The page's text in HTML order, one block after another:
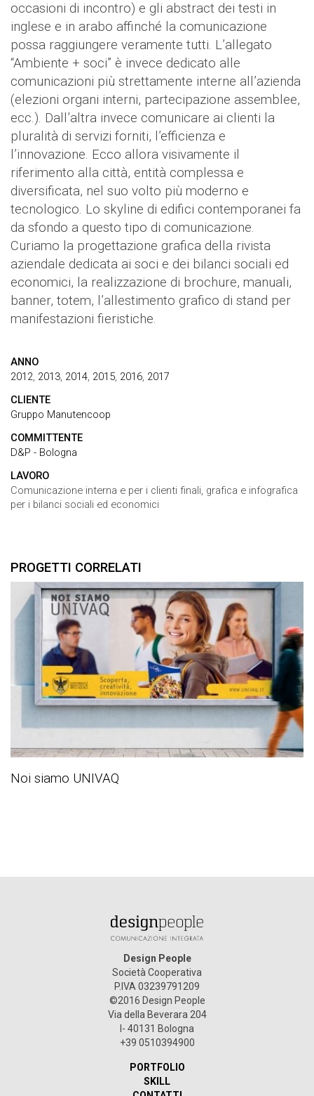
occasioni di incontro) e gli abstract dei testi in
inglese e in arabo affinché la comunicazione
possa raggiungere veramente tutti. L’allegato
“Ambiente + soci” è invece dedicato alle
comunicazioni più strettamente interne all’azienda
(elezioni organi interni, partecipazione assemblee,
ecc.). Dall’altra invece comunicare ai clienti la
pluralità di servizi forniti, l’efficienza e
l’innovazione. Ecco allora visivamente il
riferimento alla città, entità complessa e
diversificata, nel suo volto più moderno e
tecnologico. Lo skyline di edifici contemporanei fa
da sfondo a questo tipo di comunicazione.
Curiamo la progettazione grafica della rivista
aziendale dedicata ai soci e dei bilanci sociali ed
economici, la realizzazione di brochure, manuali,
banner, totem, l’allestimento grafico di stand per
manifestazioni fieristiche.
ANNO
2012, 2013, 2014, 2015, 2016, 2017
CLIENTE
Gruppo Manutencoop
COMMITTENTE
D&P - Bologna
LAVORO
Comunicazione interna e per i clienti finali, grafica e infografica
per i bilanci sociali ed economici
PROGETTI CORRELATI
Noi siamo UNIVAQ
Design People
Società Cooperativa
P.IVA 03239791209
©2016 Design People
Via della Beverara 204
I- 40131 Bologna
+39 0510394900
PORTFOLIO
SKILL